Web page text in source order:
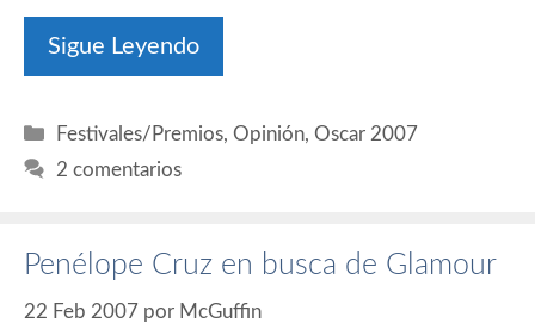
Sigue Leyendo
Categorías
Festivales/Premios,Opinión,Oscar 2007
2 comentarios
Penélope Cruz en busca de Glamour
22 Feb 2007 por McGuffin